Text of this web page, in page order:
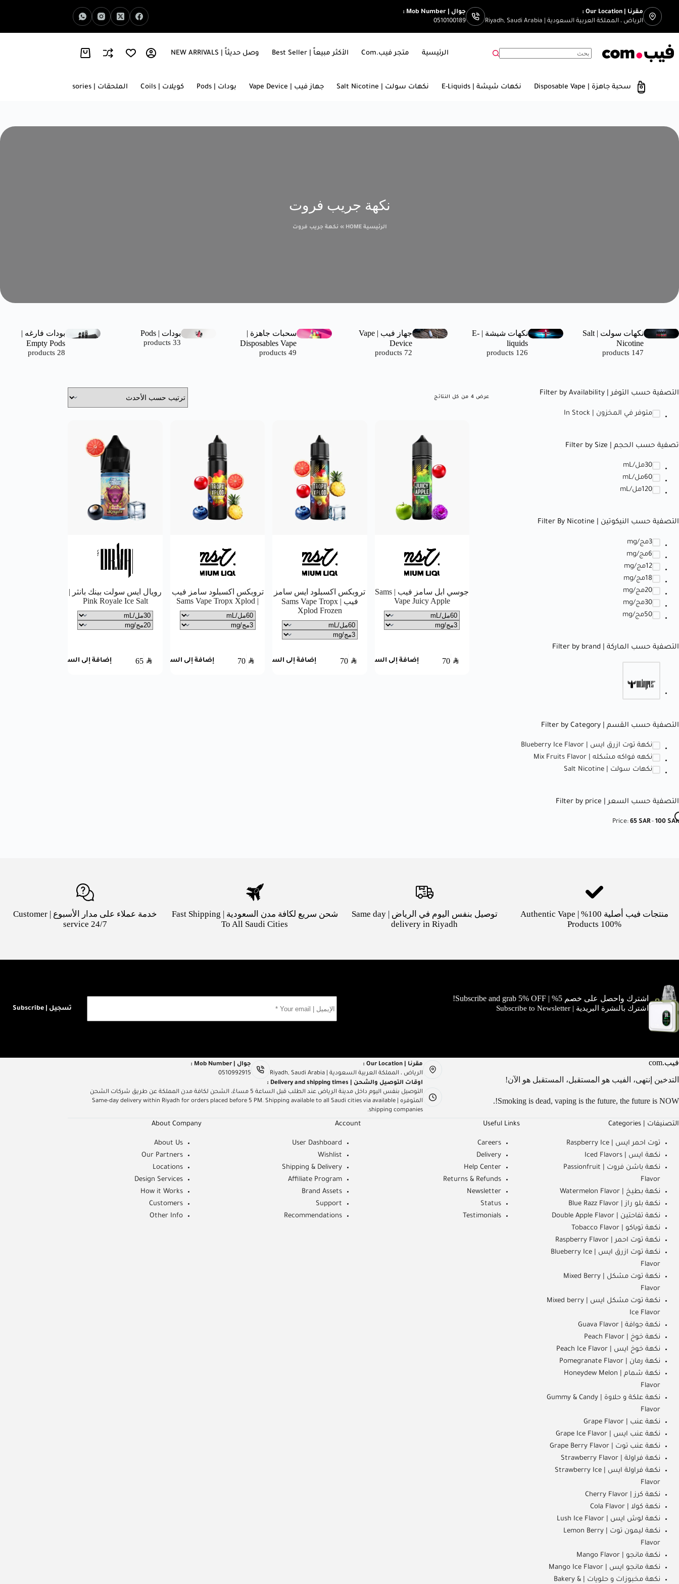
مقرنا | Our Location :
الرياض ، المملكة العربية السعودية | Riyadh, Saudi Arabia
جوال | Mob Number :
0510100189
الرئيسية متجر فيب.com الأكثر مبيعاً | Best Seller وصل حديثاً | NEW ARRIVALS اخبار الفيب | Vape News
سحبة جاهزة | Disposable Vape نكهات شيشة | E-Liquids نكهات سولت | Salt Nicotine جهاز فيب | Vape Device بودات | Pods كويلات | Coils الملحقات | Accessories
نكهة جريب فروت
الرئيسية HOME » نكهة جريب فروت
نكهات سولت | Salt
Nicotine
147 products
نكهات شيشة | E-
liquids
126 products
جهاز فيب | Vape
Device
72 products
سحبات جاهزة |
Disposables Vape
49 products
بودات | Pods
33 products
بودات فارغه |
Empty Pods
28 products
عرض ⁦4⁩ من كل النتائج
جوسي ابل سامز فيب | Sams
Vape Juicy Apple
70 SAR إضافة إلى السلة
تروبكس اكسبلود ايس سامز
فيب | Sams Vape Tropx
Xplod Frozen
70 SAR إضافة إلى السلة
تروبكس اكسبلود سامز فيب
| Sams Vape Tropx Xplod
70 SAR إضافة إلى السلة
رويال ايس سولت بينك بانثر |
Pink Royale Ice Salt
65 SAR إضافة إلى السلة
التصفية حسب التوفر | Filter by Availability
متوفر في المخزون | In Stock
تصفية حسب الحجم | Filter by Size
30مل/mL
60مل/mL
120مل/mL
التصفية حسب النيكوتين | Filter By Nicotine
3مج/mg
6مج/mg
12مج/mg
18مج/mg
20مج/mg
30مج/mg
50مج/mg
التصفية حسب الماركة | Filter by brand
التصفية حسب القسم | Filter by Category
نكهة توت ازرق ايس | Blueberry Ice Flavor
نكهه فواكه مشكله | Mix Fruits Flavor
نكهات سولت | Salt Nicotine
التصفية حسب السعر | Filter by price
Price: 65 SAR- 100 SAR
منتجات فيب أصلية 100% | Authentic Vape
Products 100%
توصيل بنفس اليوم في الرياض | Same day
delivery in Riyadh
شحن سريع لكافة مدن السعودية | Fast Shipping
To All Saudi Cities
خدمة عملاء على مدار الأسبوع | Customer
service 24/7
اشترك واحصل على خصم 5% | Subscribe and grab 5% OFF!
اشترك بالنشرة البريدية | Subscribe to Newsletter تسجيل | Subscribe
فيب.com
التدخين إنتهى، الفيب هو المستقبل، المستقبل هو الآن!
Smoking is dead, vaping is the future, the future is NOW!.
مقرنا | Our Location :
الرياض ، المملكة العربية السعودية | Riyadh, Saudi Arabia
جوال | Mob Number :
0510992915
اوقات التوصيل والشحن | Delivery and shipping times :
التوصيل بنفس اليوم داخل مدينة الرياض عند الطلب قبل الساعة 5 مساءً، الشحن لكافة مدن المملكة عن طريق شركات الشحن
المتوفره | Same-day delivery within Riyadh for orders placed before 5 PM. Shipping available to all Saudi cities via available
shipping companies.
التصنيفات | Categories
توت احمر ايس | Raspberry Ice
نكهة ايس | Iced Flavors
نكهة باشن فروت | Passionfruit
Flavor
نكهة بطيخ | Watermelon Flavor
نكهة بلو راز | Blue Razz Flavor
نكهة تفاحتين | Double Apple Flavor
نكهة توباكو | Tobacco Flavor
نكهة توت احمر | Raspberry Flavor
نكهة توت ازرق ايس | Blueberry Ice
Flavor
نكهة توت مشكل | Mixed Berry
Flavor
نكهة توت مشكل ايس | Mixed berry
Ice Flavor
نكهة جوافة | Guava Flavor
نكهة خوخ | Peach Flavor
نكهة خوخ ايس | Peach Ice Flavor
نكهة رمان | Pomegranate Flavor
نكهة شمام | Honeydew Melon
Flavor
نكهة علكة و حلاوة | Gummy & Candy
Flavor
نكهة عنب | Grape Flavor
نكهة عنب ايس | Grape Ice Flavor
نكهة عنب توت | Grape Berry Flavor
نكهة فراولة | Strawberry Flavor
نكهة فراولة ايس | Strawberry Ice
Flavor
نكهة كرز | Cherry Flavor
نكهة كولا | Cola Flavor
نكهة لوش ايس | Lush Ice Flavor
نكهة ليمون توت | Lemon Berry
Flavor
نكهة مانجو | Mango Flavor
نكهة مانجو ايس | Mango Ice Flavor
نكهة مخبوزات و حلويات | Bakery &
Useful Links
Careers
Delivery
Help Center
Returns & Refunds
Newsletter
Status
Testimonials
Account
User Dashboard
Wishlist
Shipping & Delivery
Affiliate Program
Brand Assets
Support
Recommendations
About Company
About Us
Our Partners
Locations
Design Services
How it Works
Customers
Other Info